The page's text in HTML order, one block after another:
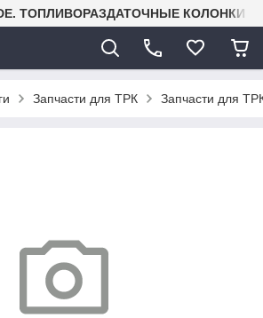
ТОПЛИВОРАЗДАТОЧНЫЕ КОЛОНКИ
Запчасти для ТРК Запчасти для